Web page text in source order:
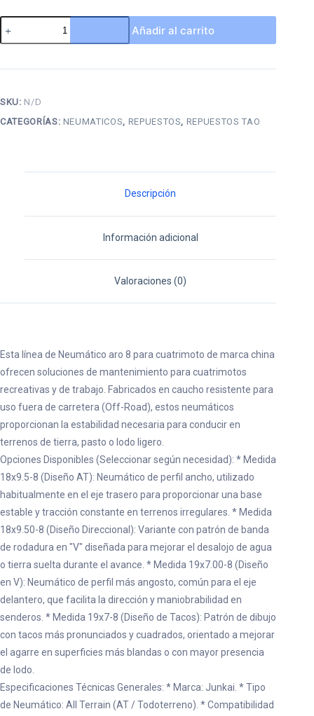
aro
cuatrimoto
cantidad
Añadir al carrito
SKU: N/D
CATEGORÍAS: NEUMATICOS, REPUESTOS, REPUESTOS TAO
Descripción
Información adicional
Valoraciones (0)
Esta línea de Neumático aro 8 para cuatrimoto de marca china
ofrecen soluciones de mantenimiento para cuatrimotos
recreativas y de trabajo. Fabricados en caucho resistente para
uso fuera de carretera (Off-Road), estos neumáticos
proporcionan la estabilidad necesaria para conducir en
terrenos de tierra, pasto o lodo ligero.
Opciones Disponibles (Seleccionar según necesidad): * Medida
18x9.5-8 (Diseño AT): Neumático de perfil ancho, utilizado
habitualmente en el eje trasero para proporcionar una base
estable y tracción constante en terrenos irregulares. * Medida
18x9.50-8 (Diseño Direccional): Variante con patrón de banda
de rodadura en "V" diseñada para mejorar el desalojo de agua
o tierra suelta durante el avance. * Medida 19x7.00-8 (Diseño
en V): Neumático de perfil más angosto, común para el eje
delantero, que facilita la dirección y maniobrabilidad en
senderos. * Medida 19x7-8 (Diseño de Tacos): Patrón de dibujo
con tacos más pronunciados y cuadrados, orientado a mejorar
el agarre en superficies más blandas o con mayor presencia
de lodo.
Especificaciones Técnicas Generales: * Marca: Junkai. * Tipo
de Neumático: All Terrain (AT / Todoterreno). * Compatibilidad